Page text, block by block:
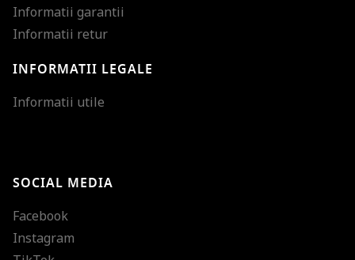
Informatii garantii
Informatii retur
INFORMATII LEGALE
Informatii utile
SOCIAL MEDIA
Facebook
Instagram